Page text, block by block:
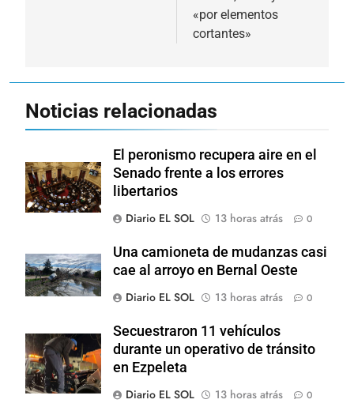
«por elementos
cortantes»
Noticias relacionadas
El peronismo recupera aire en el
Senado frente a los errores
libertarios
Diario EL SOL
13 horas atrás 0
Una camioneta de mudanzas casi
cae al arroyo en Bernal Oeste
Diario EL SOL
13 horas atrás 0
Secuestraron 11 vehículos
durante un operativo de tránsito
en Ezpeleta
Diario EL SOL
13 horas atrás 0